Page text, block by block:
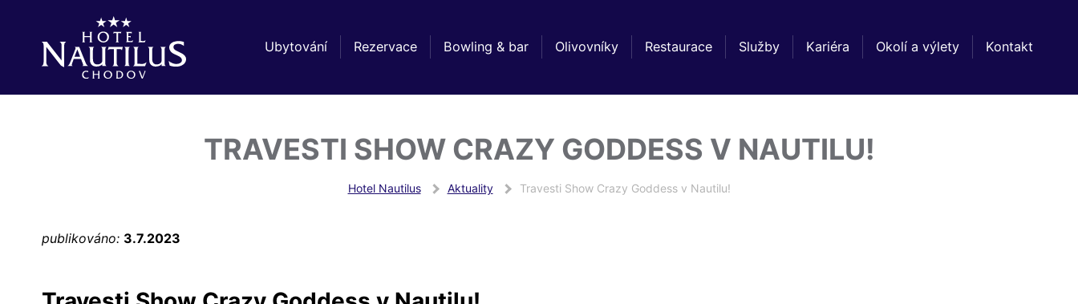
Ubytování Rezervace Bowling & bar Olivovníky Restaurace Služby Kariéra Okolí a výlety Kontakt
TRAVESTI SHOW CRAZY GODDESS V NAUTILU!
Hotel Nautilus Aktuality Travesti Show Crazy Goddess v Nautilu!
publikováno: 3.7.2023